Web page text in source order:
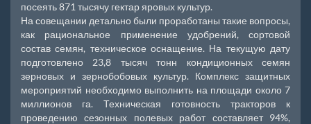
посеять 871 тысячу гектар яровых культур.
На совещании детально были проработаны такие вопросы,
как рациональное применение удобрений, сортовой
состав семян, техническое оснащение. На текущую дату
подготовлено 23,8 тысяч тонн кондиционных семян
зерновых и зернобобовых культур. Комплекс защитных
мероприятий необходимо выполнить на площади около 7
миллионов га. Техническая готовность тракторов к
проведению сезонных полевых работ составляет 94%,